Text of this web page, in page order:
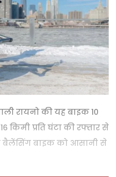
रायनो की यह बाइक 10
किमी प्रति घंटा की रफ्तार से
बैलेंसिंग बाइक को आसानी से